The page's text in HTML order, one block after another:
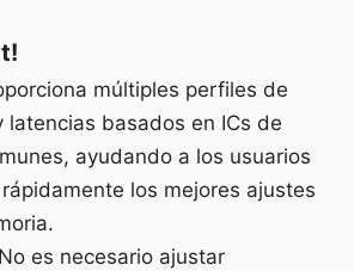
múltiples perfiles de
latencias basados en ICs de
ayudando a los usuarios
los mejores ajustes
es necesario ajustar